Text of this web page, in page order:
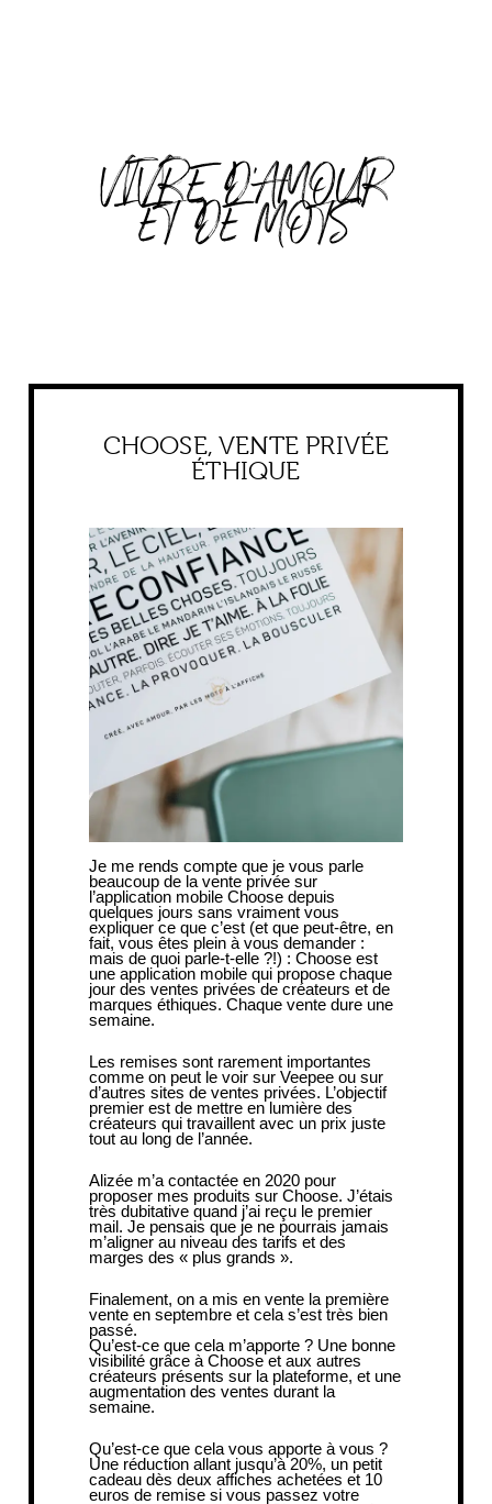
VIVRE D'AMOUR
ET DE MOTS
CHOOSE, VENTE PRIVÉE
ÉTHIQUE
Je me rends compte que je vous parle
beaucoup de la vente privée sur
l’application mobile Choose depuis
quelques jours sans vraiment vous
expliquer ce que c’est (et que peut-être, en
fait, vous êtes plein à vous demander :
mais de quoi parle-t-elle ?!) : Choose est
une application mobile qui propose chaque
jour des ventes privées de créateurs et de
marques éthiques. Chaque vente dure une
semaine.
Les remises sont rarement importantes
comme on peut le voir sur Veepee ou sur
d’autres sites de ventes privées. L’objectif
premier est de mettre en lumière des
créateurs qui travaillent avec un prix juste
tout au long de l’année.
Alizée m’a contactée en 2020 pour
proposer mes produits sur Choose. J’étais
très dubitative quand j’ai reçu le premier
mail. Je pensais que je ne pourrais jamais
m’aligner au niveau des tarifs et des
marges des « plus grands ».
Finalement, on a mis en vente la première
vente en septembre et cela s’est très bien
passé.
Qu’est-ce que cela m’apporte ? Une bonne
visibilité grâce à Choose et aux autres
créateurs présents sur la plateforme, et une
augmentation des ventes durant la
semaine.
Qu’est-ce que cela vous apporte à vous ?
Une réduction allant jusqu’à 20%, un petit
cadeau dès deux affiches achetées et 10
euros de remise si vous passez votre